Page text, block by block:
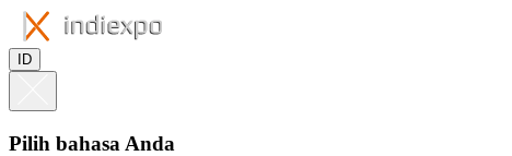
ID
Pilih bahasa Anda